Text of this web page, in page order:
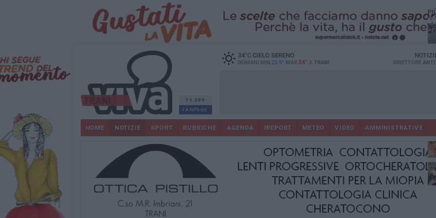
71.589
FANPAGE
34°CCIELO SERENO
DOMANI MIN 25.5° MAX 34° A TRANI DIRETTORE
HOME NOTIZIE SPORT RUBRICHE AGENDA IREPORT METEO VIDEO AMMINISTRATIVE